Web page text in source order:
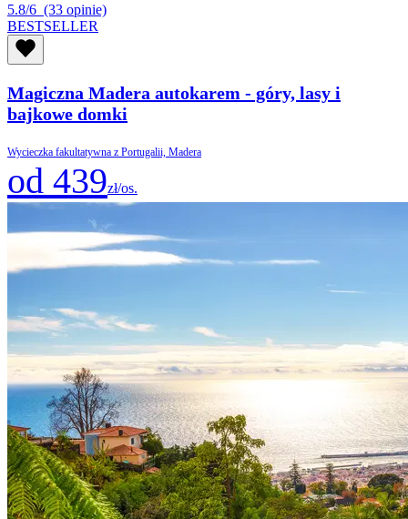
5.8/6 (33 opinie)
BESTSELLER
Magiczna Madera autokarem - góry, lasy i
bajkowe domki
Wycieczka fakultatywna z Portugalii, Madera
od 439zł/os.